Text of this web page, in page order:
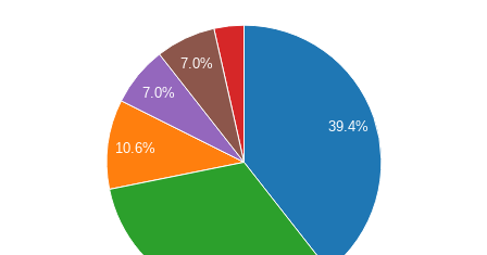
39.4%
10.6%
7.0%
7.0%